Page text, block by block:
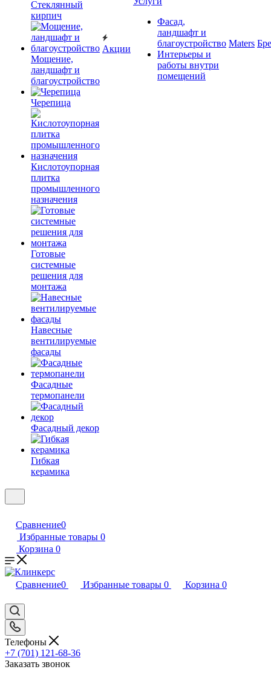
Cтеклянный
кирпич
Мощение,
ландшафт и
благоустройство
Черепица
Кислотоупорная
плитка
промышленного
назначения
Готовые
системные
решения для
монтажа
Навесные
вентилируемые
фасады
Фасадные
термопанели
Фасадный декор
Гибкая
керамика
Акции
Фасад,
ландшафт и
благоустройство
Интерьеры и
работы внутри
помещений
Maters
Сравнение0
Избранные товары 0
Корзина 0
Сравнение0 Избранные товары 0 Корзина 0
Телефоны
+7 (701) 121-68-36
Заказать звонок